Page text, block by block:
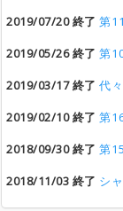
2019/07/20 終了 第
2019/05/26 終了 第
2019/03/17 終了 代
2019/02/10 終了 第
2018/09/30 終了 第
2018/11/03 終了 シ